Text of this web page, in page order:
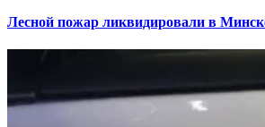
Лесной пожар ликвидировали в